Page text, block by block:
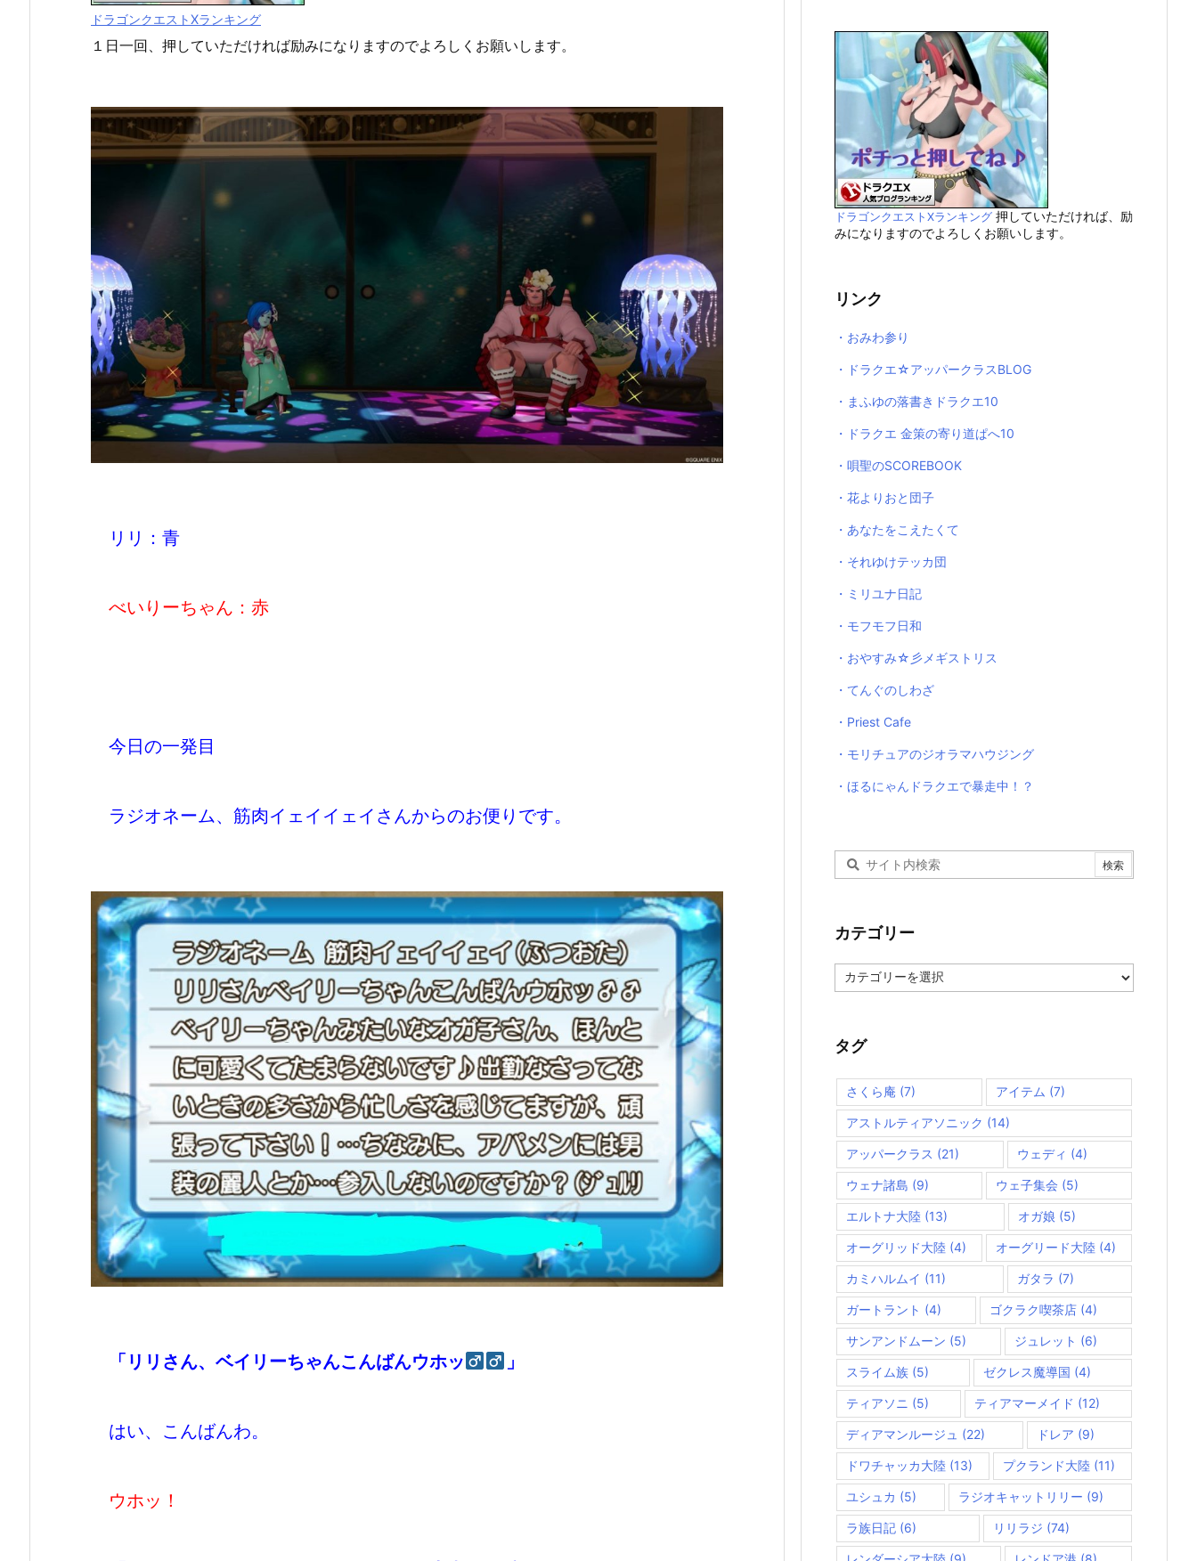
ドラゴンクエストXランキング
１日一回、押していただければ励みになりますのでよろしくお願いします。
リリ：青
べいりーちゃん：赤
今日の一発目
ラジオネーム、筋肉イェイイェイさんからのお便りです。
「リリさん、ベイリーちゃんこんばんウホッ 」
はい、こんばんわ。
ウホッ！
ドラゴンクエストXランキング 押していただければ、励
みになりますのでよろしくお願いします。
リンク
・おみわ参り
・ドラクエ☆アッパークラスBLOG
・まふゆの落書きドラクエ10
・ドラクエ 金策の寄り道ぱへ10
・唄聖のSCOREBOOK
・花よりおと団子
・あなたをこえたくて
・それゆけテッカ団
・ミリユナ日記
・モフモフ日和
・おやすみ☆彡メギストリス
・てんぐのしわざ
・Priest Cafe
・モリチュアのジオラマハウジング
・ほるにゃんドラクエで暴走中！？
カテゴリー
テ
ー
タグ
さくら庵 (7) アイテム (7)
アストルティアソニック (14)
アッパークラス (21) ウェディ (4)
ウェナ諸島 (9) ウェ子集会 (5)
エルトナ大陸 (13) オガ娘 (5)
オーグリッド大陸 (4) オーグリード大陸 (4)
カミハルムイ (11) ガタラ (7)
ガートラント (4) ゴクラク喫茶店 (4)
サンアンドムーン (5) ジュレット (6)
スライム族 (5) ゼクレス魔導国 (4)
ティアソニ (5) ティアマーメイド (12)
ディアマンルージュ (22) ドレア (9)
ドワチャッカ大陸 (13) プクランド大陸 (11)
ユシュカ (5) ラジオキャットリリー (9)
ラ族日記 (6) リリラジ (74)